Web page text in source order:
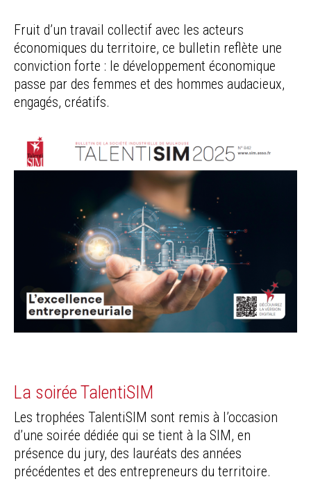
Fruit d’un travail collectif avec les acteurs
économiques du territoire, ce bulletin reflète une
conviction forte : le développement économique
passe par des femmes et des hommes audacieux,
engagés, créatifs.
La soirée TalentiSIM
Les trophées TalentiSIM sont remis à l’occasion
d’une soirée dédiée qui se tient à la SIM, en
présence du jury, des lauréats des années
précédentes et des entrepreneurs du territoire.